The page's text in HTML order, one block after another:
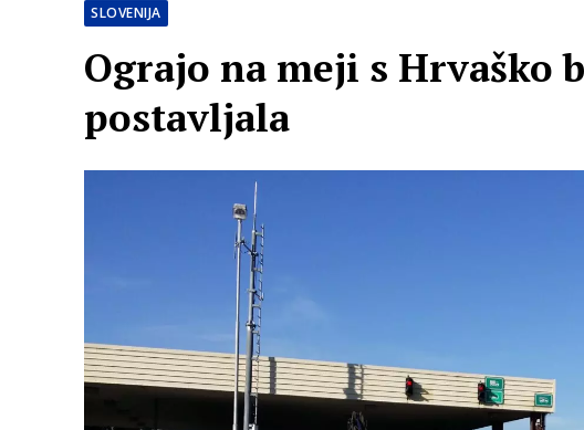
SLOVENIJA
Ograjo na meji s Hrvaško
postavljala